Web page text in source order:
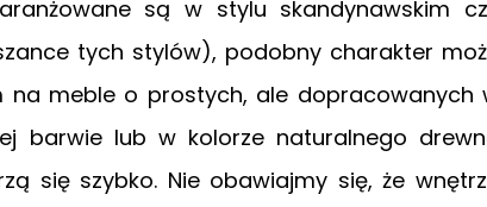
są w stylu skandynawskim
tych stylów), podobny charakter
na meble o prostych, ale dopracowanych
barwie lub w kolorze naturalnego
się szybko. Nie obawiajmy się, że